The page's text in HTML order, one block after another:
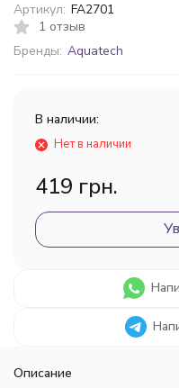
1 отзыв
Бренды: Aquatech
Артикул: FA2701
В наличии:
Нет в наличии
419 грн.
Описание